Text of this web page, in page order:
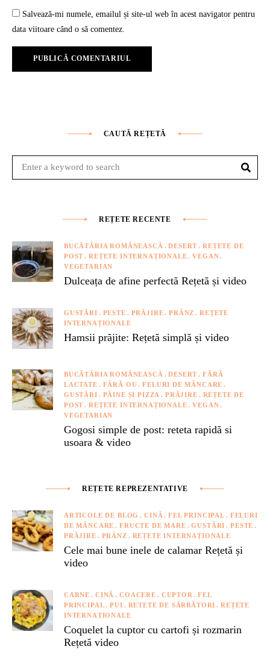
Salvează-mi numele, emailul și site-ul web în acest navigator pentru
data viitoare când o să comentez.
CAUTĂ REȚETĂ
REȚETE RECENTE
BUCĂTĂRIA ROMÂNEASCĂ DESERT
REȚETE DE
POST
REȚETE INTERNAȚIONALE
VEGAN
VEGETARIAN
Dulceața de afine perfectă Rețetă și video
GUSTĂRI PESTE PRĂJIRE PRÂNZ
REȚETE
INTERNAȚIONALE
Hamsii prăjite: Rețetă simplă și video
BUCĂTĂRIA ROMÂNEASCĂ DESERT
FĂRĂ
LACTATE
FĂRĂ OU
FELURI DE MÂNCARE
GUSTĂRI
PÂINE ȘI PIZZA PRĂJIRE
REȚETE DE
POST
REȚETE INTERNAȚIONALE
VEGAN
VEGETARIAN
Gogosi simple de post: reteta rapidă si
usoara & video
REȚETE REPREZENTATIVE
ARTICOLE DE BLOG CINĂ FEL PRINCIPAL
FELURI
DE MÂNCARE
FRUCTE DE MARE GUSTĂRI
PESTE
PRĂJIRE
PRÂNZ REȚETE INTERNAȚIONALE
Cele mai bune inele de calamar Rețetă și
video
CARNE CINĂ COACERE CUPTOR
FEL
PRINCIPAL
PUI RETETE DE SĂRBĂTORI
REȚETE
INTERNAȚIONALE
Coquelet la cuptor cu cartofi și rozmarin
Rețetă video